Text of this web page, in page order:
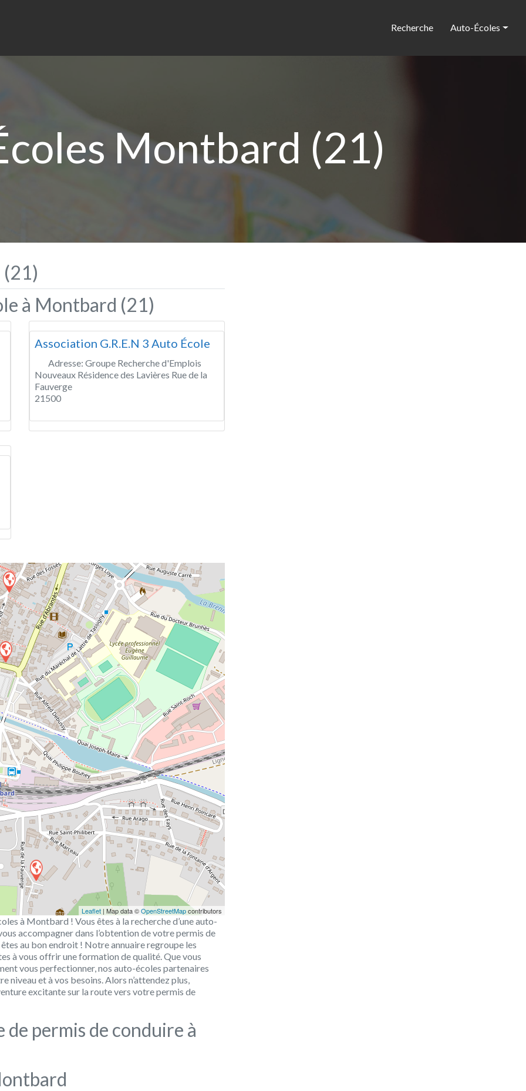
Recherche Auto-Écoles
Montbard (21)
à Montbard (21)
Association G.R.E.N 3 Auto École
Adresse: Groupe Recherche d'Emplois
Nouveaux Résidence des Lavières Rue de la
Fauverge
21500
Leaflet | Map data ©OpenStreetMapcontributors
à Montbard ! Vous êtes à la recherche d’une auto-
accompagner dans l’obtention de votre permis de
au bon endroit ! Notre annuaire regroupe les
à vous offrir une formation de qualité. Que vous
vous perfectionner, nos auto-écoles partenaires
et à vos besoins. Alors n’attendez plus,
excitante sur la route vers votre permis de
permis de conduire à